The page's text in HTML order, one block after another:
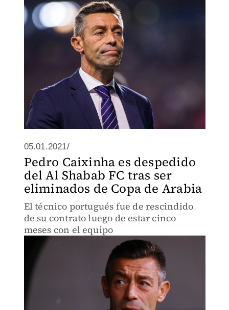
05.01.2021/
Pedro Caixinha es despedido
del Al Shabab FC tras ser
eliminados de Copa de Arabia
El técnico portugués fue de rescindido
de su contrato luego de estar cinco
meses con el equipo